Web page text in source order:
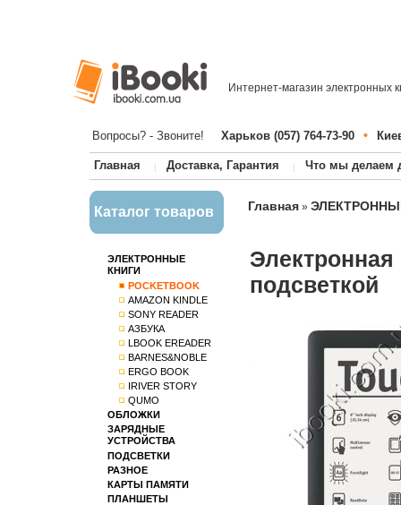
Интернет-магазин электронных
Вопросы? - Звоните! Харьков (057) 764-73-90 •
Главная Доставка, Гарантия Что мы делаем
Главная »
Электронная
подсветкой
Каталог товаров
ЭЛЕКТРОННЫЕ
КНИГИ
POCKETBOOK
AMAZON KINDLE
SONY READER
АЗБУКА
LBOOK EREADER
BARNES&NOBLE
ERGO BOOK
IRIVER STORY
QUMO
ОБЛОЖКИ
ЗАРЯДНЫЕ
УСТРОЙСТВА
ПОДСВЕТКИ
РАЗНОЕ
КАРТЫ ПАМЯТИ
ПЛАНШЕТЫ